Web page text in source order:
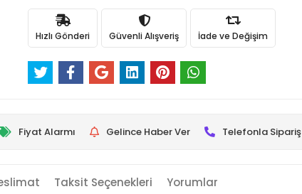
Hızlı Gönderi Güvenli Alışveriş İade ve Değişim
Fiyat Alarmı Gelince Haber Ver Telefonla Sipariş
Taksit Seçenekleri Yorumlar